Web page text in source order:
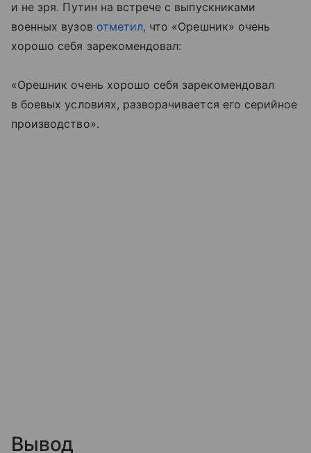
и не зря. Путин на встрече с выпускниками
военных вузов отметил, что «Орешник» очень
хорошо себя зарекомендовал:
«Орешник очень хорошо себя зарекомендовал
в боевых условиях, разворачивается его серийное
производство».
Вывод